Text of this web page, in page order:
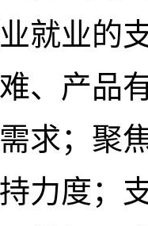
就业的
、产品
求；聚
力度；